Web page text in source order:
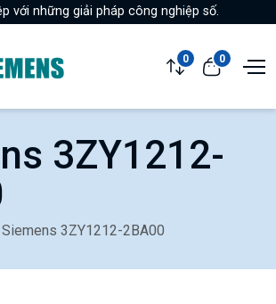
với những giải pháp công nghiệp số.
0 0
3ZY1212-
Siemens 3ZY1212-2BA00